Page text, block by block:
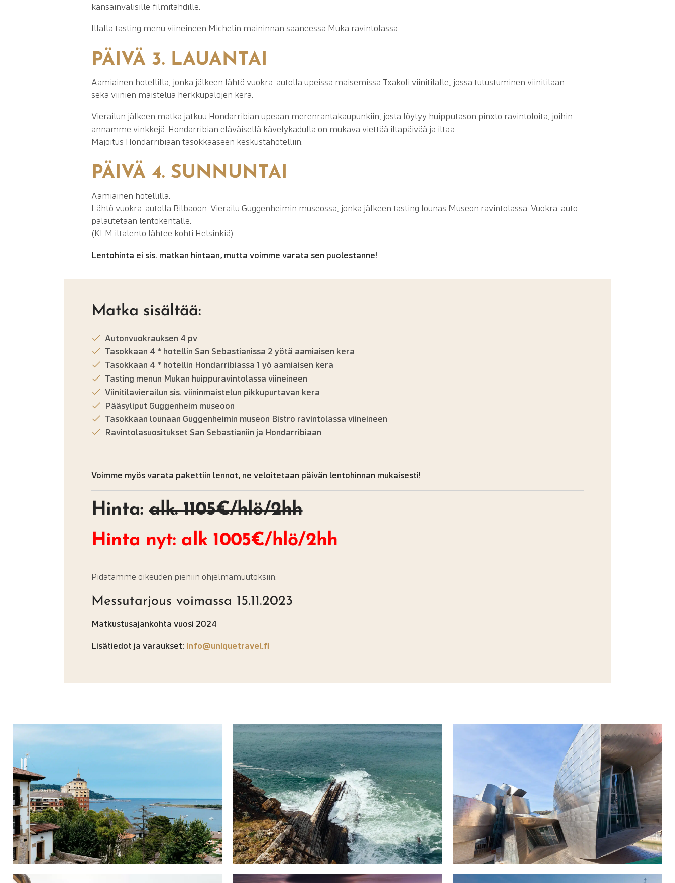
kansainvälisille filmitähdille.
Illalla tasting menu viineineen Michelin maininnan saaneessa Muka ravintolassa.
PÄIVÄ 3. LAUANTAI
Aamiainen hotellilla, jonka jälkeen lähtö vuokra-autolla upeissa maisemissa Txakoli viinitilalle, jossa tutustuminen viinitilaan
sekä viinien maistelua herkkupalojen kera.
Vierailun jälkeen matka jatkuu Hondarribian upeaan merenrantakaupunkiin, josta löytyy huipputason pinxto ravintoloita, joihin
annamme vinkkejä. Hondarribian eläväisellä kävelykadulla on mukava viettää iltapäivää ja iltaa.
Majoitus Hondarribiaan tasokkaaseen keskustahotelliin.
PÄIVÄ 4. SUNNUNTAI
Aamiainen hotellilla.
Lähtö vuokra-autolla Bilbaoon. Vierailu Guggenheimin museossa, jonka jälkeen tasting lounas Museon ravintolassa. Vuokra-auto
palautetaan lentokentälle.
(KLM iltalento lähtee kohti Helsinkiä)
Lentohinta ei sis. matkan hintaan, mutta voimme varata sen puolestanne!
Matka sisältää:
Autonvuokrauksen 4 pv
Tasokkaan 4 * hotellin San Sebastianissa 2 yötä aamiaisen kera
Tasokkaan 4 * hotellin Hondarribiassa 1 yö aamiaisen kera
Tasting menun Mukan huippuravintolassa viineineen
Viinitilavierailun sis. viininmaistelun pikkupurtavan kera
Pääsyliput Guggenheim museoon
Tasokkaan lounaan Guggenheimin museon Bistro ravintolassa viineineen
Ravintolasuositukset San Sebastianiin ja Hondarribiaan
Voimme myös varata pakettiin lennot, ne veloitetaan päivän lentohinnan mukaisesti!
Hinta:alk. 1105€/hlö/2hh
Hinta nyt: alk 1005€/hlö/2hh
Pidätämme oikeuden pieniin ohjelmamuutoksiin.
Messutarjous voimassa 15.11.2023
Matkustusajankohta vuosi 2024
Lisätiedot ja varaukset: info@uniquetravel.fi